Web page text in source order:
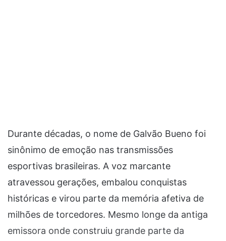
Durante décadas, o nome de Galvão Bueno foi
sinônimo de emoção nas transmissões
esportivas brasileiras. A voz marcante
atravessou gerações, embalou conquistas
históricas e virou parte da memória afetiva de
milhões de torcedores. Mesmo longe da antiga
emissora onde construiu grande parte da